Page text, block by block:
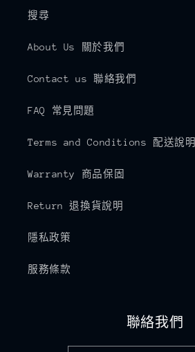
搜尋
About Us 關於我們
Contact us 聯絡我們
FAQ 常見問題
Terms and Conditions 配送說明
Warranty 商品保固
Return 退換貨說明
隱私政策
服務條款
聯絡我們